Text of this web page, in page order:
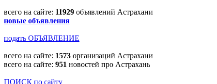
всего на сайте: 11929 объявлений Астрахани
новые объявления
подать ОБЪЯВЛЕНИЕ
всего на сайте: 1573 организаций Астрахани
всего на сайте: 951 новостей про Астрахань
ПОИСК по сайту